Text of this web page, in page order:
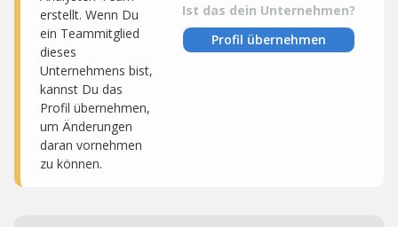
erstellt. Wenn Du
ein Teammitglied
dieses
Unternehmens bist,
kannst Du das
Profil übernehmen,
um Änderungen
daran vornehmen
zu können.
Ist das dein Unternehmen?
Profil übernehmen